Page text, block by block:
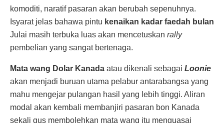
komoditi, naratif pasaran akan berubah sepenuhnya.
Isyarat jelas bahawa pintu kenaikan kadar faedah bulan
Julai masih terbuka luas akan mencetuskan rally
pembelian yang sangat bertenaga.
Mata wang Dolar Kanada atau dikenali sebagai Loonie
akan menjadi buruan utama pelabur antarabangsa yang
mahu mengejar pulangan hasil yang lebih tinggi. Aliran
modal akan kembali membanjiri pasaran bon Kanada
sekali gus membolehkan mata wang itu menguasai